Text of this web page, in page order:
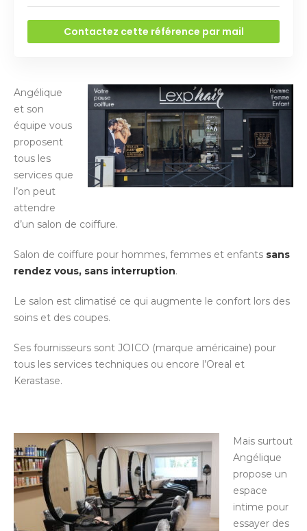
Contactez cette référence par mail
Angélique
et son
équipe vous
proposent
tous les
services que
l’on peut
attendre
d’un salon de coiffure.
Salon de coiffure pour hommes, femmes et enfants sans
rendez vous, sans interruption.
Le salon est climatisé ce qui augmente le confort lors des
soins et des coupes.
Ses fournisseurs sont JOICO (marque américaine) pour
tous les services techniques ou encore l’Oreal et
Kerastase.
Mais surtout
Angélique
propose un
espace
intime pour
essayer des